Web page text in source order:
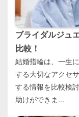
ブライダルジュ
比較！
結婚指輪は、一生
する大切なアクセ
する情報を比較検
助けができま...